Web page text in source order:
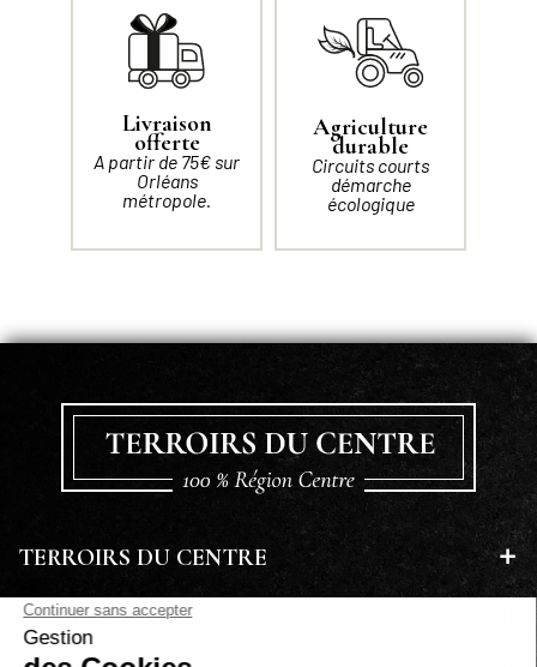
Livraison
offerte
A partir de 75€ sur
Orléans
métropole.
Agriculture
durable
Circuits courts
démarche
écologique
TERROIRS DU CENTRE
EN SAVOIR PLUS